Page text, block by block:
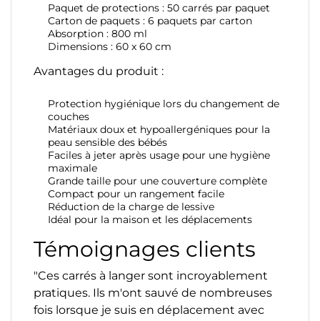
Paquet de protections : 50 carrés par paquet
Carton de paquets : 6 paquets par carton
Absorption : 800 ml
Dimensions : 60 x 60 cm
Avantages du produit :
Protection hygiénique lors du changement de
couches
Matériaux doux et hypoallergéniques pour la
peau sensible des bébés
Faciles à jeter après usage pour une hygiène
maximale
Grande taille pour une couverture complète
Compact pour un rangement facile
Réduction de la charge de lessive
Idéal pour la maison et les déplacements
Témoignages clients
"Ces carrés à langer sont incroyablement
pratiques. Ils m'ont sauvé de nombreuses
fois lorsque je suis en déplacement avec